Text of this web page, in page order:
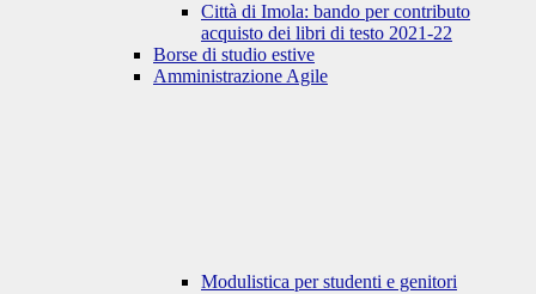
Città di Imola: bando per contributo
acquisto dei libri di testo 2021-22
Borse di studio estive
Amministrazione Agile
Modulistica per studenti e genitori